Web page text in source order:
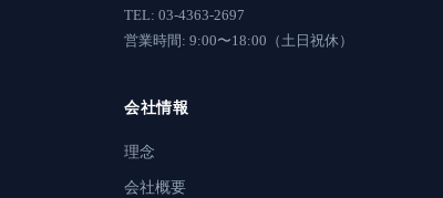
TEL: 03-4363-2697
営業時間: 9:00〜18:00（土日祝休）
会社情報
理念
会社概要